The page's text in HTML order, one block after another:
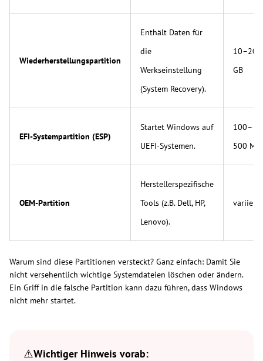
Wiederherstellungspartition
Enthält Daten für
die
Werkseinstellung
(System Recovery).
10–20
GB
EFI-Systempartition (ESP)
Startet Windows auf
UEFI-Systemen.
100–
500 MB
OEM-Partition
Herstellerspezifische
Tools (z.B. Dell, HP,
Lenovo).
variiert
Warum sind diese Partitionen versteckt? Ganz einfach: Damit Sie
nicht versehentlich wichtige Systemdateien löschen oder ändern.
Ein Griff in die falsche Partition kann dazu führen, dass Windows
nicht mehr startet.
⚠️Wichtiger Hinweis vorab: